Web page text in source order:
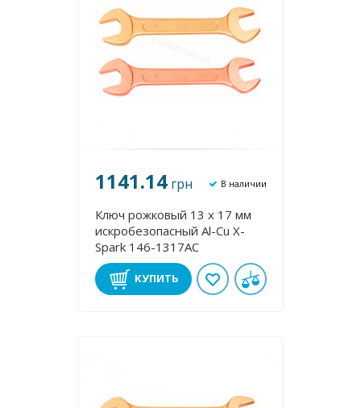
1141.14 грн В наличии
Ключ рожковый 13 х 17 мм
искробезопасный Al-Cu X-
Spark 146-1317AC
КУПИТЬ